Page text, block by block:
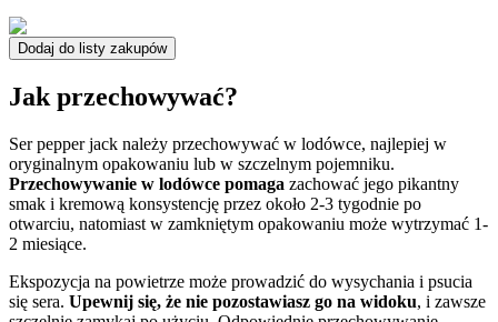
Dodaj do listy zakupów
Jak przechowywać?
Ser pepper jack należy przechowywać w lodówce, najlepiej w
oryginalnym opakowaniu lub w szczelnym pojemniku.
Przechowywanie w lodówce pomaga zachować jego pikantny
smak i kremową konsystencję przez około 2-3 tygodnie po
otwarciu, natomiast w zamkniętym opakowaniu może wytrzymać 1-
2 miesiące.
Ekspozycja na powietrze może prowadzić do wysychania i psucia
się sera. Upewnij się, że nie pozostawiasz go na widoku, i zawsze